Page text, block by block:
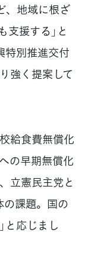
、地域に根ざ
支援する」と
特別推進交付
強く提案して
給食費無償化
の早期無償化
立憲民主党と
の課題。国の
と応じまし